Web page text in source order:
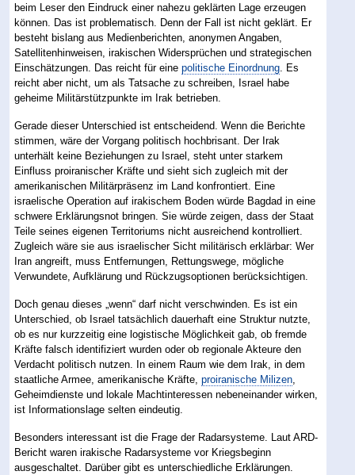
beim Leser den Eindruck einer nahezu geklärten Lage erzeugen
können. Das ist problematisch. Denn der Fall ist nicht geklärt. Er
besteht bislang aus Medienberichten, anonymen Angaben,
Satellitenhinweisen, irakischen Widersprüchen und strategischen
Einschätzungen. Das reicht für einepolitische Einordnung . Es
reicht aber nicht, um als Tatsache zu schreiben, Israel habe
geheime Militärstützpunkte im Irak betrieben.
Gerade dieser Unterschied ist entscheidend. Wenn die Berichte
stimmen, wäre der Vorgang politisch hochbrisant. Der Irak
unterhält keine Beziehungen zu Israel, steht unter starkem
Einfluss proiranischer Kräfte und sieht sich zugleich mit der
amerikanischen Militärpräsenz im Land konfrontiert. Eine
israelische Operation auf irakischem Boden würde Bagdad in eine
schwere Erklärungsnot bringen. Sie würde zeigen, dass der Staat
Teile seines eigenen Territoriums nicht ausreichend kontrolliert.
Zugleich wäre sie aus israelischer Sicht militärisch erklärbar: Wer
Iran angreift, muss Entfernungen, Rettungswege, mögliche
Verwundete, Aufklärung und Rückzugsoptionen berücksichtigen.
Doch genau dieses „wenn“ darf nicht verschwinden. Es ist ein
Unterschied, ob Israel tatsächlich dauerhaft eine Struktur nutzte,
ob es nur kurzzeitig eine logistische Möglichkeit gab, ob fremde
Kräfte falsch identifiziert wurden oder ob regionale Akteure den
Verdacht politisch nutzen. In einem Raum wie dem Irak, in dem
staatliche Armee, amerikanische Kräfte,proiranische Milizen
Geheimdienste und lokale Machtinteressen nebeneinander wirken,
ist Informationslage selten eindeutig.
Besonders interessant ist die Frage der Radarsysteme. Laut ARD-
Bericht waren irakische Radarsysteme vor Kriegsbeginn
ausgeschaltet. Darüber gibt es unterschiedliche Erklärungen.